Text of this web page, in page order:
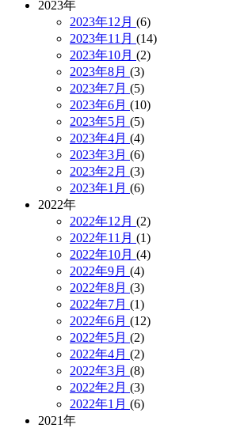
2023年
2023年12月 (6)
2023年11月 (14)
2023年10月 (2)
2023年8月 (3)
2023年7月 (5)
2023年6月 (10)
2023年5月 (5)
2023年4月 (4)
2023年3月 (6)
2023年2月 (3)
2023年1月 (6)
2022年
2022年12月 (2)
2022年11月 (1)
2022年10月 (4)
2022年9月 (4)
2022年8月 (3)
2022年7月 (1)
2022年6月 (12)
2022年5月 (2)
2022年4月 (2)
2022年3月 (8)
2022年2月 (3)
2022年1月 (6)
2021年